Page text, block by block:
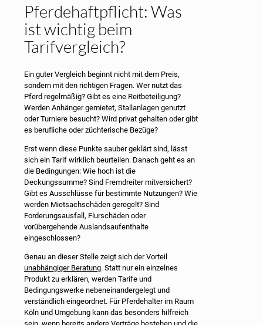
Pferdehaftpflicht: Was
ist wichtig beim
Tarifvergleich?
Ein guter Vergleich beginnt nicht mit dem Preis,
sondern mit den richtigen Fragen. Wer nutzt das
Pferd regelmäßig? Gibt es eine Reitbeteiligung?
Werden Anhänger gemietet, Stallanlagen genutzt
oder Turniere besucht? Wird privat gehalten oder gibt
es berufliche oder züchterische Bezüge?
Erst wenn diese Punkte sauber geklärt sind, lässt
sich ein Tarif wirklich beurteilen. Danach geht es an
die Bedingungen: Wie hoch ist die
Deckungssumme? Sind Fremdreiter mitversichert?
Gibt es Ausschlüsse für bestimmte Nutzungen? Wie
werden Mietsachschäden geregelt? Sind
Forderungsausfall, Flurschäden oder
vorübergehende Auslandsaufenthalte
eingeschlossen?
Genau an dieser Stelle zeigt sich der Vorteil
unabhängiger Beratung. Statt nur ein einzelnes
Produkt zu erklären, werden Tarife und
Bedingungswerke nebeneinandergelegt und
verständlich eingeordnet. Für Pferdehalter im Raum
Köln und Umgebung kann das besonders hilfreich